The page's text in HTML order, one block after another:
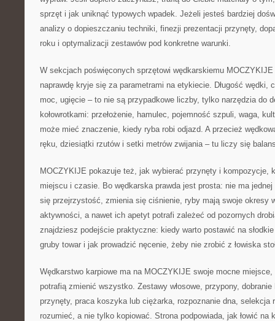
sprzęt i jak uniknąć typowych wpadek. Jeżeli jesteś bardziej
analizy o dopieszczaniu techniki, finezji prezentacji przynęty,
roku i optymalizacji zestawów pod konkretne warunki.
W sekcjach poświęconych sprzętowi wędkarskiemu
naprawdę kryje się za parametrami na etykiecie. Długość wędki,
moc, ugięcie – to nie są przypadkowe liczby, tylko narzędzia do
kołowrotkami: przełożenie, hamulec, pojemność szpuli, waga,
może mieć znaczenie, kiedy ryba robi odjazd. A przecież
ręku, dziesiątki rzutów i setki metrów zwijania – tu liczy się
MOCZYKIJE pokazuje też, jak wybierać przynęty i kompozycje,
miejscu i czasie. Bo wędkarska prawda jest prosta: nie ma
się przejrzystość, zmienia się ciśnienie, ryby mają swoje okresy
aktywności, a nawet ich apetyt potrafi zależeć od pozornych
znajdziesz podejście praktyczne: kiedy warto postawić na
gruby towar i jak prowadzić nęcenie, żeby nie zrobić z łowiska
Wędkarstwo karpiowe ma na MOCZYKIJE swoje mocne
potrafią zmienić wszystko. Zestawy włosowe, przypony,
przynęty, praca koszyka lub ciężarka, rozpoznanie dna, selekcja
rozumieć, a nie tylko kopiować. Strona podpowiada, jak łowić na